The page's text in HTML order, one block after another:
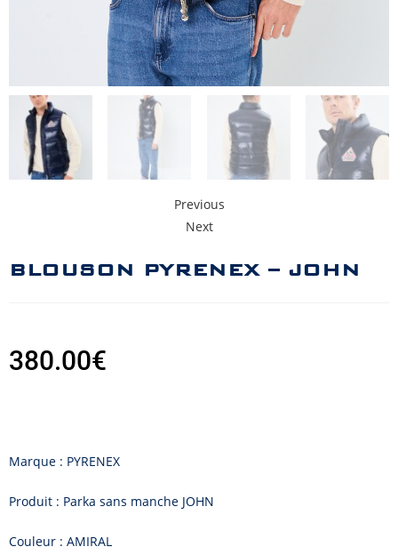
Previous
Next
BLOUSON PYRENEX – JOHN
380.00€
Marque : PYRENEX
Produit : Parka sans manche JOHN
Couleur : AMIRAL